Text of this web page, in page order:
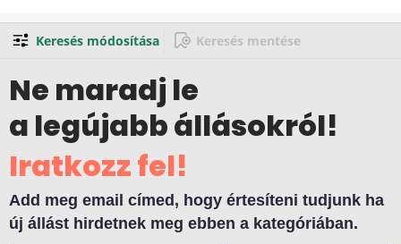
Keresés módosítása Keresés mentése
Ne maradj le
a legújabb állásokról!
Iratkozz fel!
Add meg email címed, hogy értesíteni tudjunk ha
új állást hirdetnek meg ebben a kategóriában.